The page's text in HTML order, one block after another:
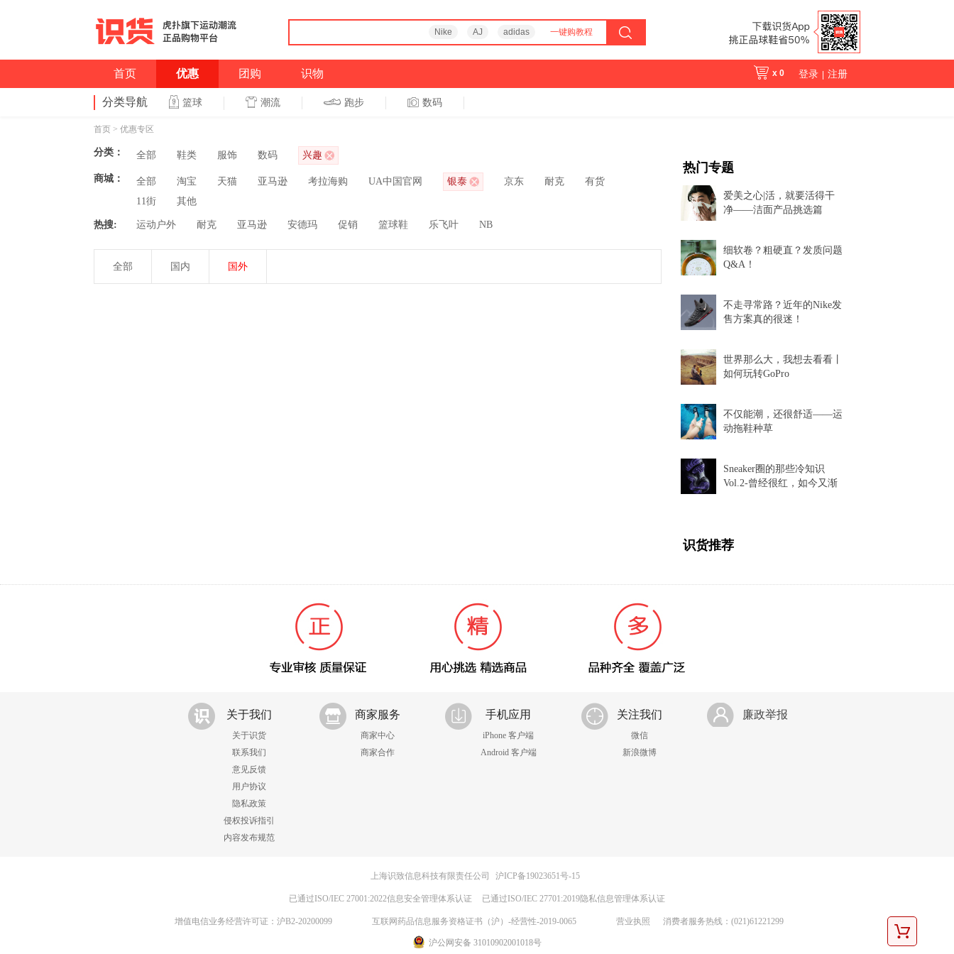
Nike AJ adidas 一键购教程
首页 优惠 团购 识物 x 0 登录 注册
分类导航 篮球 潮流 跑步 数码
首页 > 优惠专区
分类： 全部 鞋类 服饰 数码 兴趣
商城： 全部 淘宝 天猫 亚马逊 考拉海购 UA中国官网 银泰 京东 耐克
有货
11街
其他
热搜: 运动户外 耐克 亚马逊 安德玛 促销 篮球鞋 乐飞叶 NB
全部 国内 国外
热门专题
爱美之心|活，就要活得干
净——洁面产品挑选篇
细软卷？粗硬直？发质问题
Q&A！
不走寻常路？近年的Nike发
售方案真的很迷！
世界那么大，我想去看看丨
如何玩转GoPro
不仅能潮，还很舒适——运
动拖鞋种草
Sneaker圈的那些冷知识
Vol.2-曾经很红，如今又渐
识货推荐
关于我们
关于识货
联系我们
意见反馈
用户协议
隐私政策
侵权投诉指引
内容发布规范
商家服务
商家中心
商家合作
手机应用
iPhone 客户端
Android 客户端
关注我们
微信
新浪微博
廉政举报
上海识致信息科技有限责任公司 沪ICP备19023651号-15
已通过ISO/IEC 27001:2022信息安全管理体系认证 已通过ISO/IEC 27701:2019隐私信息管理体系认证
增值电信业务经营许可证：沪B2-20200099 互联网药品信息服务资格证书（沪）-经营性-2019-0065 营业执照 消费者服务热线：(021)61221299
沪公网安备 31010902001018号